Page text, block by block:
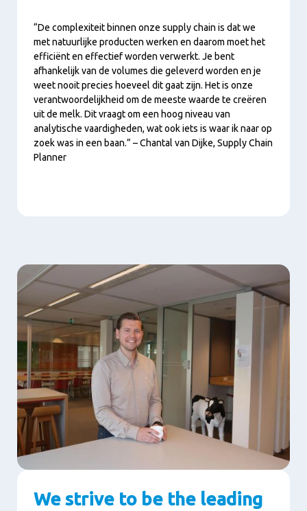
“De complexiteit binnen onze supply chain is dat we
met natuurlijke producten werken en daarom moet het
efficiënt en effectief worden verwerkt. Je bent
afhankelijk van de volumes die geleverd worden en je
weet nooit precies hoeveel dit gaat zijn. Het is onze
verantwoordelijkheid om de meeste waarde te creëren
uit de melk. Dit vraagt om een hoog niveau van
analytische vaardigheden, wat ook iets is waar ik naar op
zoek was in een baan.” – Chantal van Dijke, Supply Chain
Planner
We strive to be the leading